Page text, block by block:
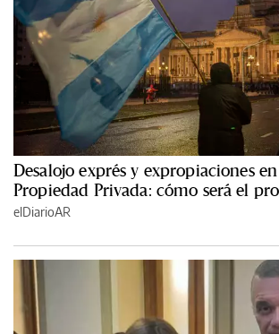
Desalojo exprés y expropiaciones
Propiedad Privada: cómo será el
elDiarioAR